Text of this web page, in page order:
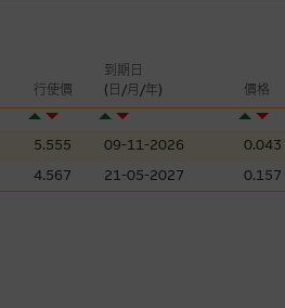
行使價
到期日
(日/月/年)
價格
5.555 09-11-2026 0.043
4.567 21-05-2027 0.157
析是基於我們相信的假設及參數而預備的，
開資料或分析為準確、完整或合理。我們不
我們在所示日期時認為可靠之來源，且均
或適合，亦不為資料的準確程度、完整
作為任何合約的根據，以購買或銷售任何
團及其任何相關公司或其董事、高層職員